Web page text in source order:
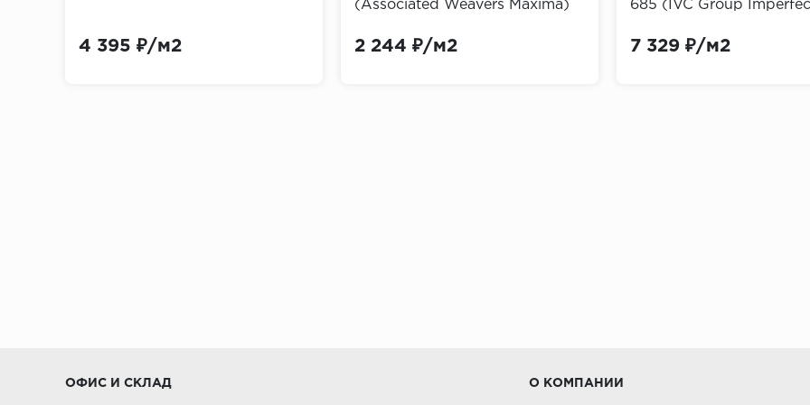
МДФ:
4 395 ₽/м2
(Associated Weavers Maxima)
2 244 ₽/м2
685 (IVC Group
7 329 ₽/м2
ОФИС И СКЛАД О КОМПАНИИ